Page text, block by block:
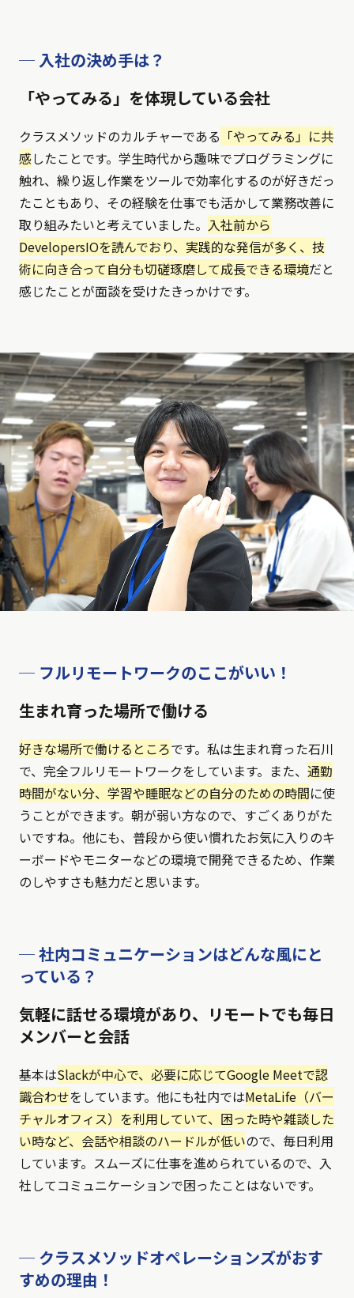
─ 入社の決め手は？
「やってみる」を体現している会社
クラスメソッドのカルチャーである 「やってみる」に共
感したことです。学生時代から趣味でプログラミングに
触れ、繰り返し作業をツールで効率化するのが好きだっ
たこともあり、その経験を仕事でも活かして業務改善に
取り組みたいと考えていました。 入社前から
DevelopersIOを読んでおり、実践的な発信が多く、技
術に向き合って自分も切磋琢磨して成長できる環境だと
感じたことが面談を受けたきっかけです。
─ フルリモートワークのここがいい！
生まれ育った場所で働ける
好きな場所で働けるところです。私は生まれ育った石川
で、完全フルリモートワークをしています。また、 通勤
時間がない分、学習や睡眠などの自分のための時間に使
うことができます。朝が弱い方なので、すごくありがた
いですね。他にも、普段から使い慣れたお気に入りのキ
ーボードやモニターなどの環境で開発できるため、作業
のしやすさも魅力だと思います。
─ 社内コミュニケーションはどんな風にと
っている？
気軽に話せる環境があり、リモートでも毎日
メンバーと会話
基本はSlackが中心で、必要に応じてGoogle Meetで認
識合わせをしています。他にも社内ではMetaLife（バー
チャルオフィス）を利用していて、困った時や雑談した
い時など、会話や相談のハードルが低いので、毎日利用
しています。スムーズに仕事を進められているので、入
社してコミュニケーションで困ったことはないです。
─ クラスメソッドオペレーションズがおす
すめの理由！